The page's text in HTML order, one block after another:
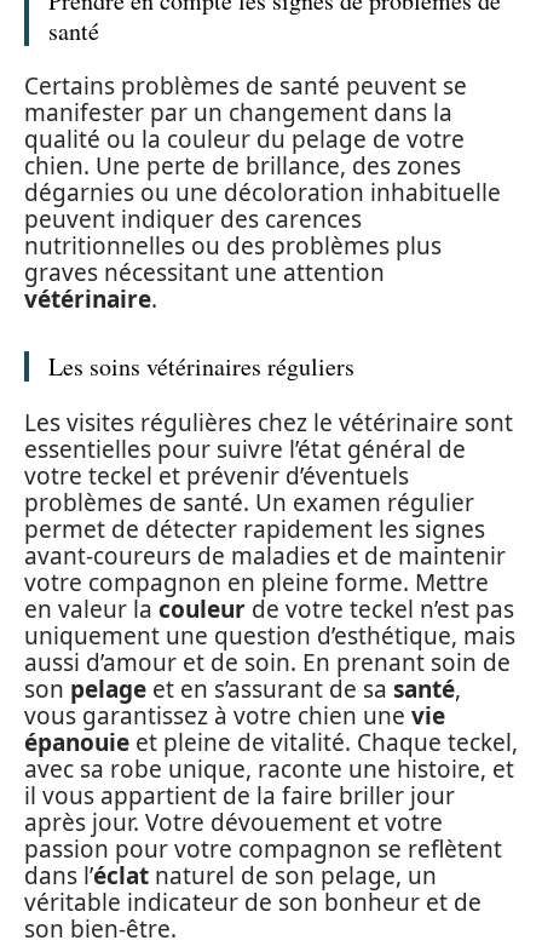
santé
Certains problèmes de santé peuvent se
manifester par un changement dans la
qualité ou la couleur du pelage de votre
chien. Une perte de brillance, des zones
dégarnies ou une décoloration inhabituelle
peuvent indiquer des carences
nutritionnelles ou des problèmes plus
graves nécessitant une attention
vétérinaire.
Les soins vétérinaires réguliers
Les visites régulières chez le vétérinaire sont
essentielles pour suivre l’état général de
votre teckel et prévenir d’éventuels
problèmes de santé. Un examen régulier
permet de détecter rapidement les signes
avant-coureurs de maladies et de maintenir
votre compagnon en pleine forme. Mettre
en valeur la couleur de votre teckel n’est pas
uniquement une question d’esthétique, mais
aussi d’amour et de soin. En prenant soin de
son pelage et en s’assurant de sa santé,
vous garantissez à votre chien une vie
épanouie et pleine de vitalité. Chaque teckel,
avec sa robe unique, raconte une histoire, et
il vous appartient de la faire briller jour
après jour. Votre dévouement et votre
passion pour votre compagnon se reflètent
dans l’éclat naturel de son pelage, un
véritable indicateur de son bonheur et de
son bien-être.